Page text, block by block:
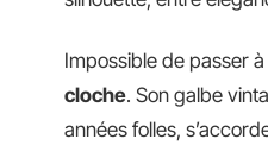
Impossible de passer
cloche. Son galbe
années folles,